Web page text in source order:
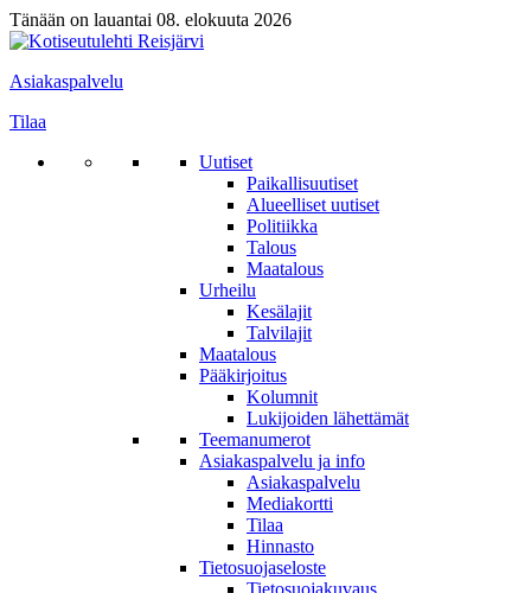
Tänään on lauantai 08. elokuuta 2026
Asiakaspalvelu
Tilaa
Uutiset
Paikallisuutiset
Alueelliset uutiset
Politiikka
Talous
Maatalous
Urheilu
Kesälajit
Talvilajit
Maatalous
Pääkirjoitus
Kolumnit
Lukijoiden lähettämät
Teemanumerot
Asiakaspalvelu ja info
Asiakaspalvelu
Mediakortti
Tilaa
Hinnasto
Tietosuojaseloste
Tietosuojakuvaus